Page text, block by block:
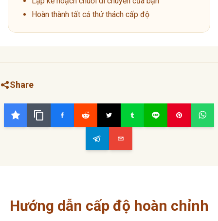
Hoàn thành tất cả thử thách cấp độ
Share
Hướng dẫn cấp độ hoàn chỉnh